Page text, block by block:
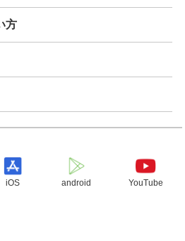
方
iOS android YouTube